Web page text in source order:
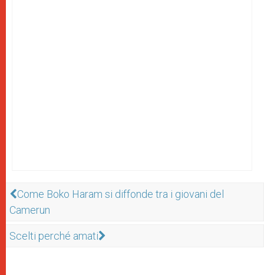
Come Boko Haram si diffonde tra i giovani del
Camerun
Scelti perché amati